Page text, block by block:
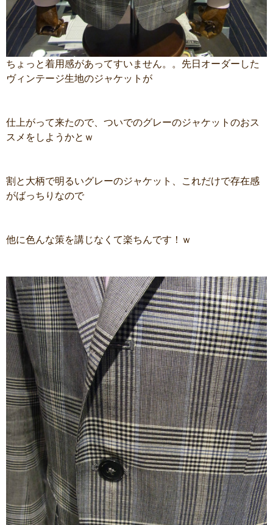
ちょっと着用感があってすいません。。先日オーダーした
ヴィンテージ生地のジャケットが
仕上がって来たので、ついでのグレーのジャケットのおス
スメをしようかとｗ
割と大柄で明るいグレーのジャケット、これだけで存在感
がばっちりなので
他に色んな策を講じなくて楽ちんです！ｗ